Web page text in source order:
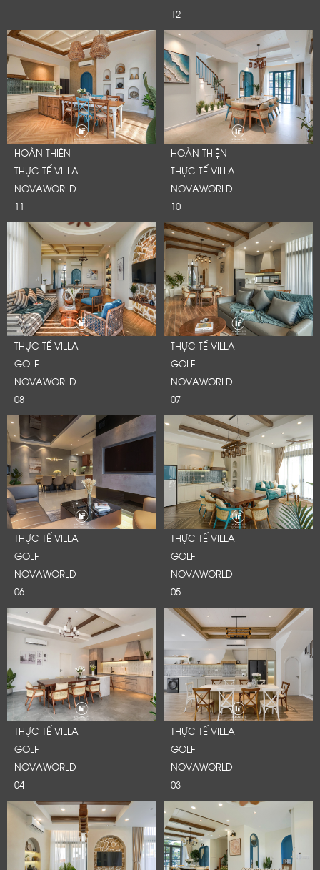
12
HOÀN THIỆN
THỰC TẾ VILLA
NOVAWORLD
11
HOÀN THIỆN
THỰC TẾ VILLA
NOVAWORLD
10
THỰC TẾ VILLA
GOLF
NOVAWORLD
08
THỰC TẾ VILLA
GOLF
NOVAWORLD
07
THỰC TẾ VILLA
GOLF
NOVAWORLD
06
THỰC TẾ VILLA
GOLF
NOVAWORLD
05
THỰC TẾ VILLA
GOLF
NOVAWORLD
04
THỰC TẾ VILLA
GOLF
NOVAWORLD
03